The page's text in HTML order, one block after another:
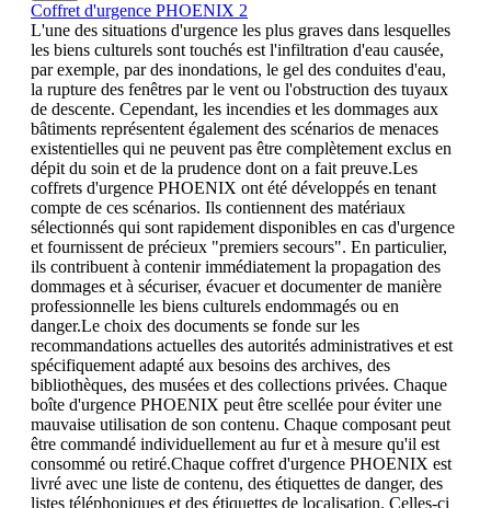
Coffret d'urgence PHOENIX 2
L'une des situations d'urgence les plus graves dans lesquelles
les biens culturels sont touchés est l'infiltration d'eau causée,
par exemple, par des inondations, le gel des conduites d'eau,
la rupture des fenêtres par le vent ou l'obstruction des tuyaux
de descente. Cependant, les incendies et les dommages aux
bâtiments représentent également des scénarios de menaces
existentielles qui ne peuvent pas être complètement exclus en
dépit du soin et de la prudence dont on a fait preuve.Les
coffrets d'urgence PHOENIX ont été développés en tenant
compte de ces scénarios. Ils contiennent des matériaux
sélectionnés qui sont rapidement disponibles en cas d'urgence
et fournissent de précieux "premiers secours". En particulier,
ils contribuent à contenir immédiatement la propagation des
dommages et à sécuriser, évacuer et documenter de manière
professionnelle les biens culturels endommagés ou en
danger.Le choix des documents se fonde sur les
recommandations actuelles des autorités administratives et est
spécifiquement adapté aux besoins des archives, des
bibliothèques, des musées et des collections privées. Chaque
boîte d'urgence PHOENIX peut être scellée pour éviter une
mauvaise utilisation de son contenu. Chaque composant peut
être commandé individuellement au fur et à mesure qu'il est
consommé ou retiré.Chaque coffret d'urgence PHOENIX est
livré avec une liste de contenu, des étiquettes de danger, des
listes téléphoniques et des étiquettes de localisation. Celles-ci